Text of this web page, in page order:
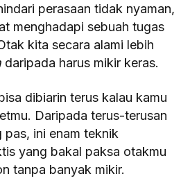
perasaan tidak nyaman,
menghadapi sebuah tugas
kita secara alami lebih
daripada harus mikir keras.
dibiarin terus kalau kamu
Daripada terus-terusan
ini enam teknik
yang bakal paksa otakmu
tanpa banyak mikir.